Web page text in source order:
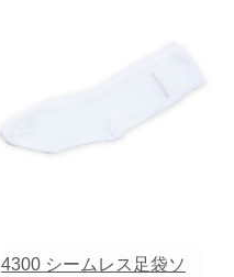
4300 シームレス足袋ソ